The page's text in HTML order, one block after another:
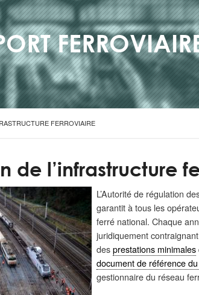
FERROVIAIRE
de l’infrastructure
L’Autorité de régulation
garantit à tous les
ferré national. Chaque
juridiquement
desprestations minimales
document de référence
gestionnaire du réseau